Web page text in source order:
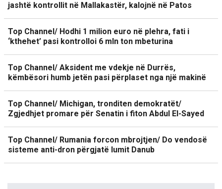
jashtë kontrollit në Mallakastër, kalojnë në Patos
Top Channel/ Hodhi 1 milion euro në plehra, fati i
‘kthehet’ pasi kontrolloi 6 mln ton mbeturina
Top Channel/ Aksident me vdekje në Durrës,
këmbësori humb jetën pasi përplaset nga një makinë
Top Channel/ Michigan, tronditen demokratët/
Zgjedhjet promare për Senatin i fiton Abdul El-Sayed
Top Channel/ Rumania forcon mbrojtjen/ Do vendosë
sisteme anti-dron përgjatë lumit Danub